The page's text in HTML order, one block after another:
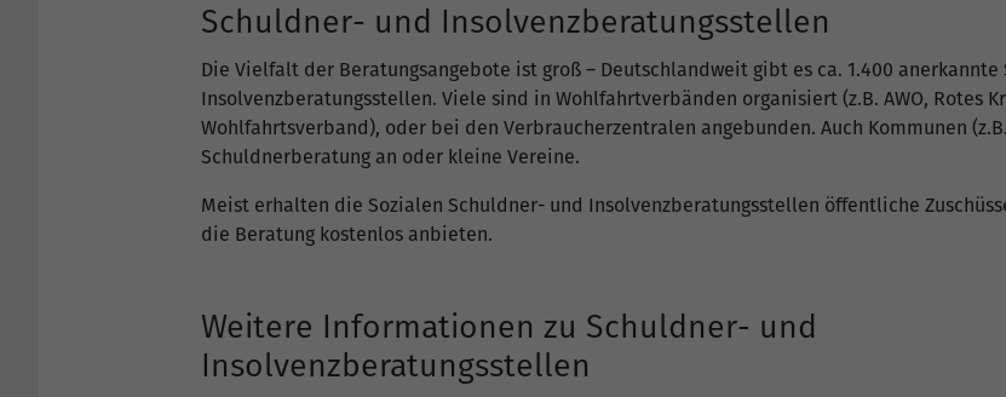
Schuldner- und Insolvenzberatungsstellen
Die Vielfalt der Beratungsangebote ist groß – Deutschlandweit gibt es ca. 1.400 anerkannte
Insolvenzberatungsstellen. Viele sind in Wohlfahrtverbänden organisiert (z.B. AWO, Rotes
Wohlfahrtsverband), oder bei den Verbraucherzentralen angebunden. Auch Kommunen
Schuldnerberatung an oder kleine Vereine.
Meist erhalten die Sozialen Schuldner- und Insolvenzberatungsstellen öffentliche
die Beratung kostenlos anbieten.
Weitere Informationen zu Schuldner- und
Insolvenzberatungsstellen